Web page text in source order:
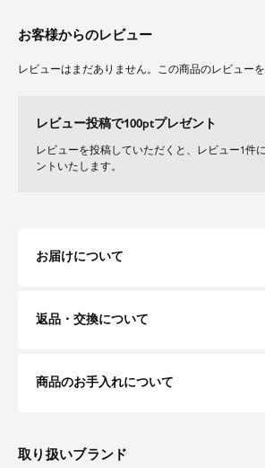
裏地が付いているので体のラインを拾いにくく、
お客様からのレビュー
レビューはまだありません。この商品のレビューを
レビュー投稿で100ptプレゼント
レビューを投稿していただくと、レビュー1件
ントいたします。
お届けについて
返品・交換について
商品のお手入れについて
取り扱いブランド